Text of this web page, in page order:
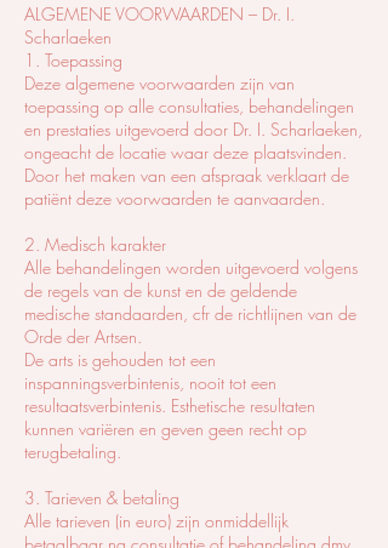
ALGEMENE VOORWAARDEN – Dr. I.
Scharlaeken
1. Toepassing
Deze algemene voorwaarden zijn van
toepassing op alle consultaties, behandelingen
en prestaties uitgevoerd door Dr. I. Scharlaeken,
ongeacht de locatie waar deze plaatsvinden.
Door het maken van een afspraak verklaart de
patiënt deze voorwaarden te aanvaarden.
2. Medisch karakter
Alle behandelingen worden uitgevoerd volgens
de regels van de kunst en de geldende
medische standaarden, cfr de richtlijnen van de
Orde der Artsen.
De arts is gehouden tot een
inspanningsverbintenis, nooit tot een
resultaatsverbintenis. Esthetische resultaten
kunnen variëren en geven geen recht op
terugbetaling.
3. Tarieven & betaling
Alle tarieven (in euro) zijn onmiddellijk